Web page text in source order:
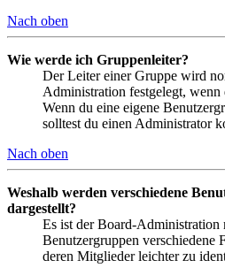
Nach oben
Wie werde ich Gruppenleiter?
Der Leiter einer Gruppe wird
Administration festgelegt,
Wenn du eine eigene
solltest du einen Administrator
Nach oben
Weshalb werden verschiedene
dargestellt?
Es ist der Board-Administration
Benutzergruppen verschiedene
deren Mitglieder leichter zu